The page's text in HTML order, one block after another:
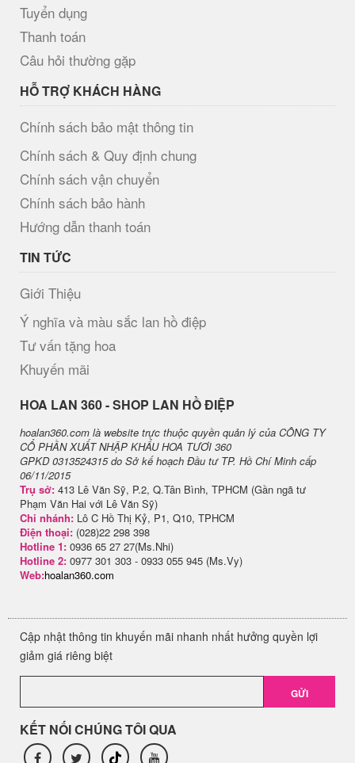
Tuyển dụng
Thanh toán
Câu hỏi thường gặp
HỖ TRỢ KHÁCH HÀNG
Chính sách bảo mật thông tin
Chính sách & Quy định chung
Chính sách vận chuyển
Chính sách bảo hành
Hướng dẫn thanh toán
TIN TỨC
Giới Thiệu
Ý nghĩa và màu sắc lan hồ điệp
Tư vấn tặng hoa
Khuyến mãi
H​OA LAN 360 - SHOP LAN HỒ ĐIỆP
hoalan360.com là website trực thuộc quyền quản lý của CÔNG TY
CỔ PHẦN XUẤT NHẬP KHẨU HOA TƯƠI 360
GPKD 0313524315 do Sở kế hoạch Đầu tư TP. Hồ Chí Minh cấp
06/11/2015
Trụ sở: 413 Lê Văn Sỹ, P.2, Q.Tân Bình, TPHCM (Gần ngã tư
Phạm Văn Hai với Lê Văn Sỹ)
Chi nhánh: Lô C Hồ Thị Kỷ, P1, Q10, TPHCM
Điện thoại: (028)22 298 398
Hotline 1: 0936 65 27 27(Ms.Nhi)
Hotline 2: 0977 301 303 - 0933 055 945 (Ms.Vy)
Web:hoalan360.com
Cập nhật thông tin khuyến mãi nhanh nhất hưởng quyền lợi
giảm giá riêng biệt
GỬI
KẾT NỐI CHÚNG TÔI QUA